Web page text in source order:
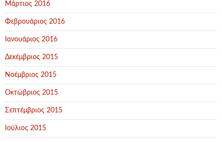
Μάρτιος 2016
Φεβρουάριος 2016
Ιανουάριος 2016
Δεκέμβριος 2015
Νοέμβριος 2015
Οκτώβριος 2015
Σεπτέμβριος 2015
Ιούλιος 2015